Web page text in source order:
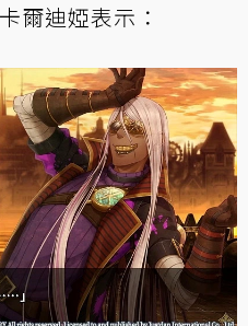
爾迪婭表示：